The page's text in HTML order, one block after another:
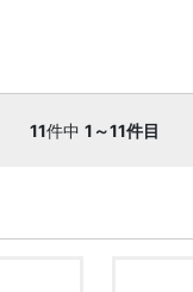
11件中 1～11件目